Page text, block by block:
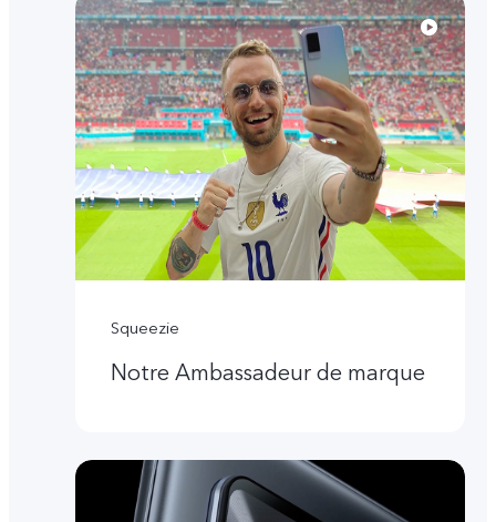
Squeezie
Notre Ambassadeur de marque